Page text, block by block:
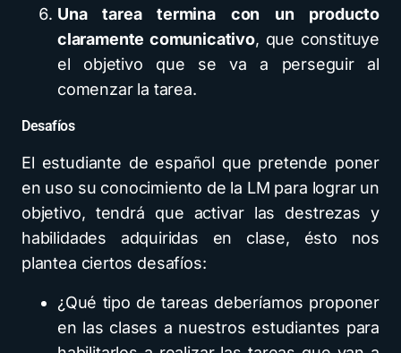
Una tarea termina con un producto
claramente comunicativo, que constituye
el objetivo que se va a perseguir al
comenzar la tarea.
Desafíos
El estudiante de español que pretende poner
en uso su conocimiento de la LM para lograr un
objetivo, tendrá que activar las destrezas y
habilidades adquiridas en clase, ésto nos
plantea ciertos desafíos:
¿Qué tipo de tareas deberíamos proponer
en las clases a nuestros estudiantes para